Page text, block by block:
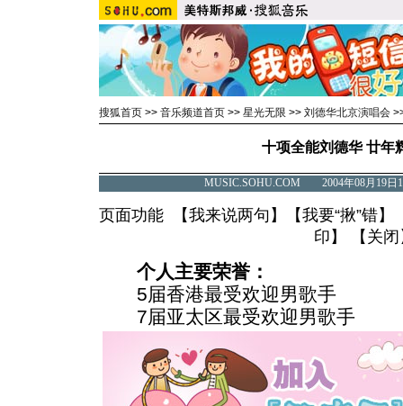
搜狐首页 >> 音乐频道首页 >> 星光无限 >> 刘德华北京演唱会
十项全能刘德华 廿年
MUSIC.SOHU.COM 2004年08月19
页面功能 【我来说两句 】【我要“揪”错】
印 】 【 关闭
个人主要荣誉：
5届香港最受欢迎男歌手
7届亚太区最受欢迎男歌手